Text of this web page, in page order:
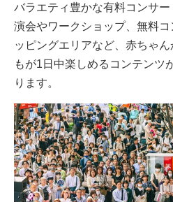
バラエティ豊かな有料コンサ
演会やワークショップ、無料
ッピングエリアなど、赤ちゃ
もが1日中楽しめるコンテンツ
ります。